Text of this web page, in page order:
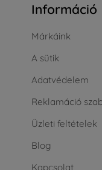
Információ
Márkáink
A sütik
Adatvédelem
Reklamáció
Üzleti feltételek
Blog
Kapcsolat